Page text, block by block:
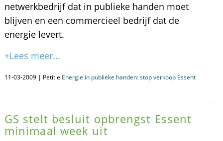
netwerkbedrijf dat in publieke handen moet
blijven en een commercieel bedrijf dat de
energie levert.
+Lees meer...
11-03-2009 | Petitie Energie in publieke handen: stop verkoop Essent
GS stelt besluit opbrengst Essent
minimaal week uit